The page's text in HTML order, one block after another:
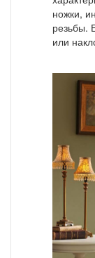
ножки,
резьбы.
или